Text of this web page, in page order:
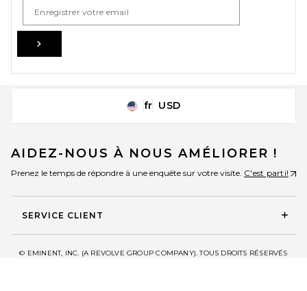
Change Country Regions
fr USD
AIDEZ-NOUS À NOUS AMÉLIORER !
Prenez le temps de répondre à une enquête sur votre visite. C'est parti!
SERVICE CLIENT
© EMINENT, INC. (A REVOLVE GROUP COMPANY). TOUS DROITS RÉSERVÉS